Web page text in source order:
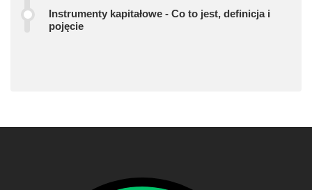
Instrumenty kapitałowe - Co to jest, definicja i
pojęcie